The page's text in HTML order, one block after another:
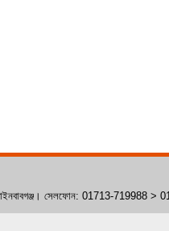
চাঁপাইনবাবগঞ্জ। সেলফোন: 01713-